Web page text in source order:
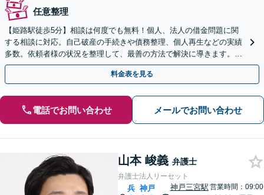
任意整理
【姫路駅徒歩5分】相談は何度でも無料！個人、法人の借金問題に関
する相談に対応。自己破産の手続きや債務整理、個人再生などの実績
多数。依頼者様の状況を整理して、最善の方法で解決に導きます。お
気軽にご相談ください【個室相談】
料金表を見る
電話でお問い合わせ メールでお問い合わせ
山本 峻義 弁護士
弁護士法人リーセット
兵 神戸
神戸三宮駅 営業時間：09:00